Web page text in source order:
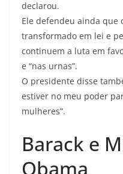
declarou.
Ele defendeu ainda que
transformado em lei e
continuem a luta em
e “nas urnas”.
O presidente disse
estiver no meu poder
mulheres”.
Barack e
Obama